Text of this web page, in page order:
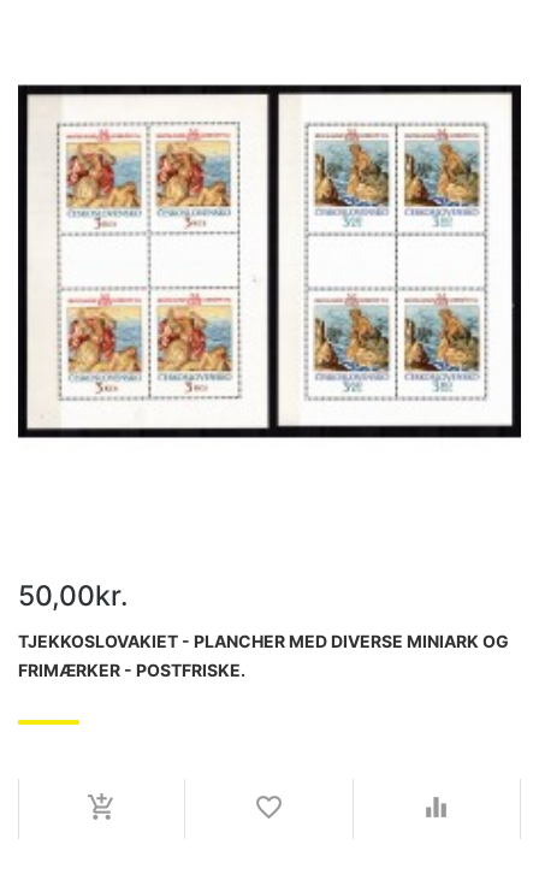
50,00kr.
TJEKKOSLOVAKIET - PLANCHER MED DIVERSE MINIARK OG
FRIMÆRKER - POSTFRISKE.